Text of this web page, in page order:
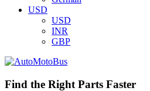
USD
USD
INR
GBP
Find the Right Parts Faster